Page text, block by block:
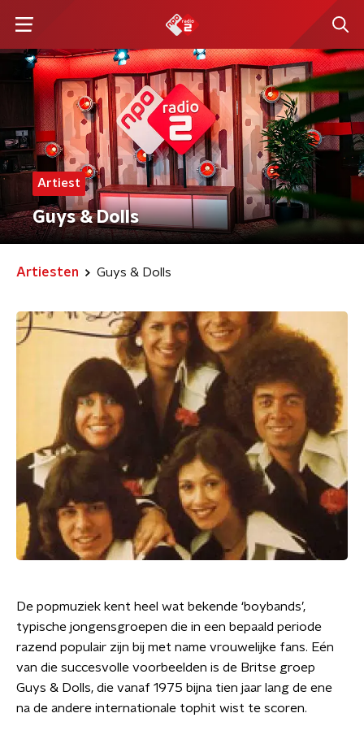
Artiest
Guys & Dolls
Artiesten Guys & Dolls
De popmuziek kent heel wat bekende ‘boybands’,
typische jongensgroepen die in een bepaald periode
razend populair zijn bij met name vrouwelijke fans. Eén
van die succesvolle voorbeelden is de Britse groep
Guys & Dolls, die vanaf 1975 bijna tien jaar lang de ene
na de andere internationale tophit wist te scoren.